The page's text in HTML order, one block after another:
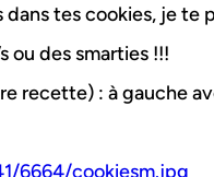
tes cookies, je te
ou des smarties !!!
recette) : à gauche
6664/cookiesm.jpg